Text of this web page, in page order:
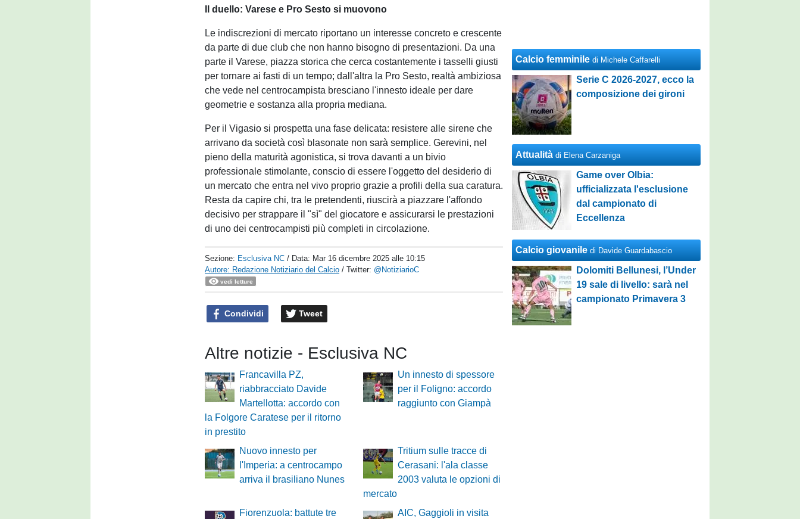
Il duello: Varese e Pro Sesto si muovono
Le indiscrezioni di mercato riportano un interesse concreto e crescente
da parte di due club che non hanno bisogno di presentazioni. Da una
parte il Varese, piazza storica che cerca costantemente i tasselli giusti
per tornare ai fasti di un tempo; dall'altra la Pro Sesto, realtà ambiziosa
che vede nel centrocampista bresciano l'innesto ideale per dare
geometrie e sostanza alla propria mediana.
Per il Vigasio si prospetta una fase delicata: resistere alle sirene che
arrivano da società così blasonate non sarà semplice. Gerevini, nel
pieno della maturità agonistica, si trova davanti a un bivio
professionale stimolante, conscio di essere l'oggetto del desiderio di
un mercato che entra nel vivo proprio grazie a profili della sua caratura.
Resta da capire chi, tra le pretendenti, riuscirà a piazzare l'affondo
decisivo per strappare il "sì" del giocatore e assicurarsi le prestazioni
di uno dei centrocampisti più completi in circolazione.
Sezione: Esclusiva NC / Data: Mar 16 dicembre 2025 alle 10:15
Autore: Redazione Notiziario del Calcio / Twitter: @NotiziarioC
vedi letture
Condividi Tweet
Altre notizie - Esclusiva NC
Francavilla PZ,
riabbracciato Davide
Martellotta: accordo con
la Folgore Caratese per il ritorno
in prestito
Un innesto di spessore
per il Foligno: accordo
raggiunto con Giampà
Nuovo innesto per
l'Imperia: a centrocampo
arriva il brasiliano Nunes
Tritium sulle tracce di
Cerasani: l'ala classe
2003 valuta le opzioni di
mercato
Fiorenzuola: battute tre
AIC, Gaggioli in visita
Calcio femminile di Michele Caffarelli
Serie C 2026-2027, ecco la
composizione dei gironi
Attualità di Elena Carzaniga
Game over Olbia:
ufficializzata l'esclusione
dal campionato di
Eccellenza
Calcio giovanile di Davide Guardabascio
Dolomiti Bellunesi, l’Under
19 sale di livello: sarà nel
campionato Primavera 3